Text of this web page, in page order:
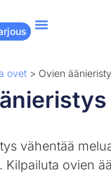
ovet > Ovien
vähentää
Kilpailuta ovien